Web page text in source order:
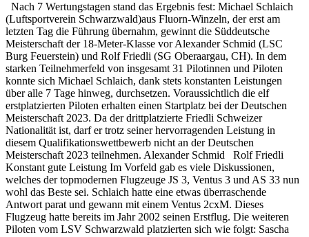
Nach 7 Wertungstagen stand das Ergebnis fest: Michael Schlaich
(Luftsportverein Schwarzwald)aus Fluorn-Winzeln, der erst am
letzten Tag die Führung übernahm, gewinnt die Süddeutsche
Meisterschaft der 18-Meter-Klasse vor Alexander Schmid (LSC
Burg Feuerstein) und Rolf Friedli (SG Oberaargau, CH). In dem
starken Teilnehmerfeld von insgesamt 31 Pilotinnen und Piloten
konnte sich Michael Schlaich, dank stets konstanten Leistungen
über alle 7 Tage hinweg, durchsetzen. Voraussichtlich die elf
erstplatzierten Piloten erhalten einen Startplatz bei der Deutschen
Meisterschaft 2023. Da der drittplatzierte Friedli Schweizer
Nationalität ist, darf er trotz seiner hervorragenden Leistung in
diesem Qualifikationswettbewerb nicht an der Deutschen
Meisterschaft 2023 teilnehmen. Alexander Schmid Rolf Friedli
Konstant gute Leistung Im Vorfeld gab es viele Diskussionen,
welches der topmodernen Flugzeuge JS 3, Ventus 3 und AS 33 nun
wohl das Beste sei. Schlaich hatte eine etwas überraschende
Antwort parat und gewann mit einem Ventus 2cxM. Dieses
Flugzeug hatte bereits im Jahr 2002 seinen Erstflug. Die weiteren
Piloten vom LSV Schwarzwald platzierten sich wie folgt: Sascha